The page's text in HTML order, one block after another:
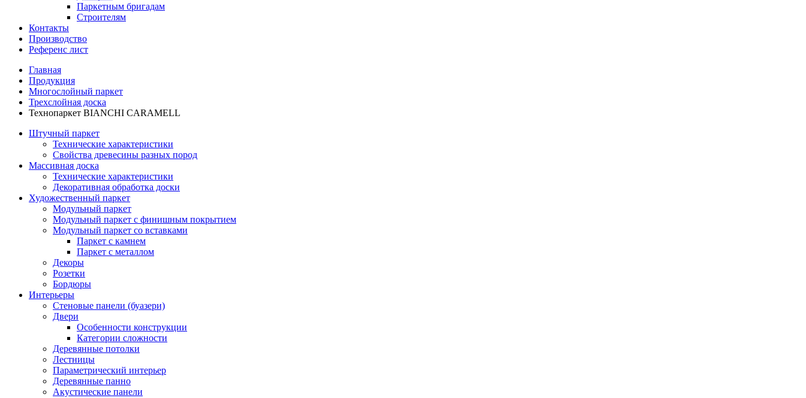
Паркетным бригадам
Строителям
Контакты
Производство
Референс лист
Главная
Продукция
Многослойный паркет
Трехслойная доска
Технопаркет BIANCHI CARAMELL
Штучный паркет
Технические характеристики
Свойства древесины разных пород
Массивная доска
Технические характеристики
Декоративная обработка доски
Художественный паркет
Модульный паркет
Модульный паркет с финишным покрытием
Модульный паркет со вставками
Паркет с камнем
Паркет с металлом
Декоры
Розетки
Бордюры
Интерьеры
Стеновые панели (буазери)
Двери
Особенности конструкции
Категории сложности
Деревянные потолки
Лестницы
Параметрический интерьер
Деревянные панно
Акустические панели